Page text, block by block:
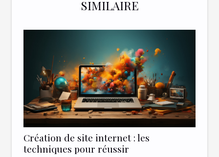
SIMILAIRE
Création de site internet : les
techniques pour réussir